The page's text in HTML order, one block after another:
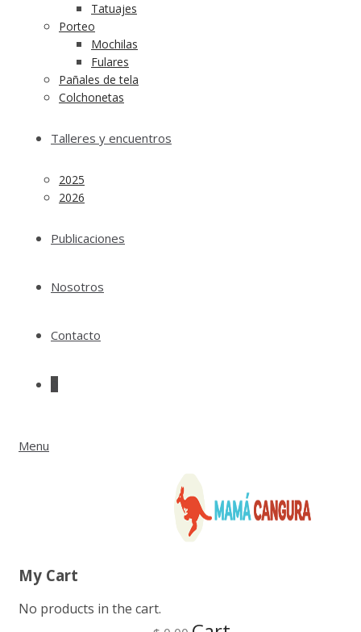
Tatuajes
Porteo
Mochilas
Fulares
Pañales de tela
Colchonetas
Talleres y encuentros
2025
2026
Publicaciones
Nosotros
Contacto
Menu
My Cart
No products in the cart.